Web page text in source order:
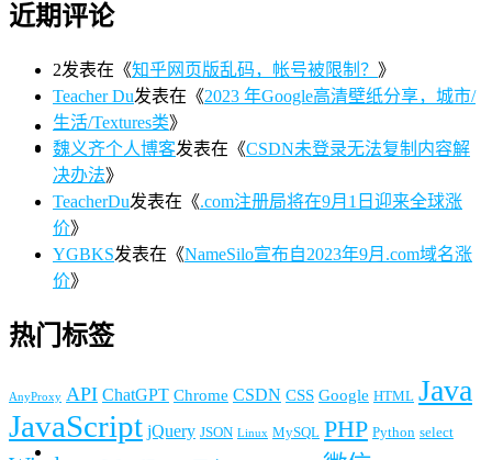
近期评论
2发表在《知乎网页版乱码，帐号被限制？ 》
Teacher Du发表在《2023 年Google高清壁纸分享，城市/
生活/Textures类》
魏义齐个人博客发表在《CSDN未登录无法复制内容解
决办法》
TeacherDu发表在《.com注册局将在9月1日迎来全球涨
价》
YGBKS发表在《NameSilo宣布自2023年9月.com域名涨
价》
热门标签
AnyProxy API ChatGPT Chrome CSDN CSS Google HTML Java
JavaScript jQuery JSON Linux MySQL PHP Python select